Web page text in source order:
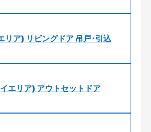
ア) リビングドア 吊戸･引込
エリア) アウトセットドア